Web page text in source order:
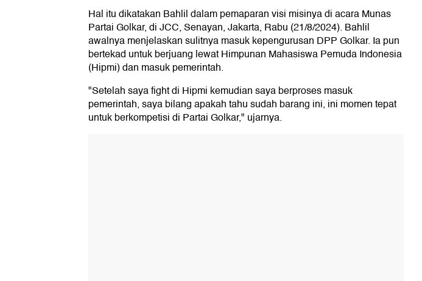
Hal itu dikatakan Bahlil dalam pemaparan visi misinya di acara Munas
Partai Golkar, di JCC, Senayan, Jakarta, Rabu (21/8/2024). Bahlil
awalnya menjelaskan sulitnya masuk kepengurusan DPP Golkar. Ia pun
bertekad untuk berjuang lewat Himpunan Mahasiswa Pemuda Indonesia
(Hipmi) dan masuk pemerintah.
"Setelah saya fight di Hipmi kemudian saya berproses masuk
pemerintah, saya bilang apakah tahu sudah barang ini, ini momen tepat
untuk berkompetisi di Partai Golkar," ujarnya.